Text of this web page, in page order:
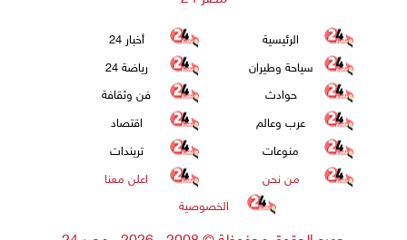
الرئيسية
أخبار 24
سياحة وطيران
رياضة 24
حوادث
فن وثقافة
عرب وعالم
اقتصاد
منوعات
تريندات
من نحن
اعلن معنا
الخصوصية